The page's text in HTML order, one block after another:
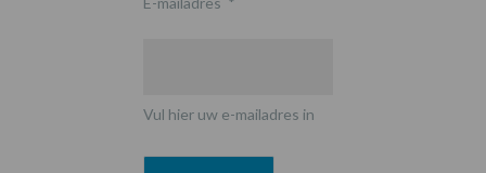
Vul hier uw e-mailadres in